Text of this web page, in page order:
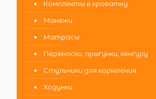
Комплекты в кроватку
Манежи
Матрасы
Переноски, прыгунки, кенгуру
Стульчики для кормления
Ходунки